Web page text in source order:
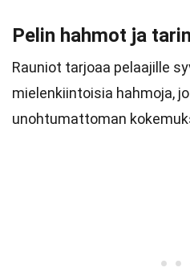
Pelin hahmot ja
Rauniot tarjoaa pelaajille
mielenkiintoisia hahmoja,
unohtumattoman